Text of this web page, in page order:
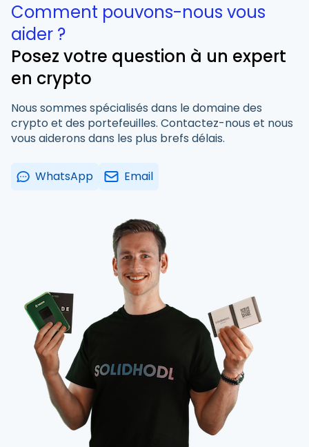
Comment pouvons-nous vous
aider ?
Posez votre question à un expert
en crypto
Nous sommes spécialisés dans le domaine des
crypto et des portefeuilles. Contactez-nous et nous
vous aiderons dans les plus brefs délais.
WhatsApp Email